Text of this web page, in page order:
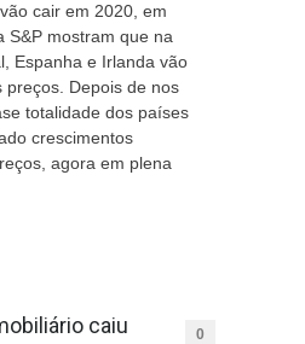
cair em 2020, em
S&P mostram que na
Espanha e Irlanda vão
preços. Depois de nos
totalidade dos países
crescimentos
agora em plena
caiu
0